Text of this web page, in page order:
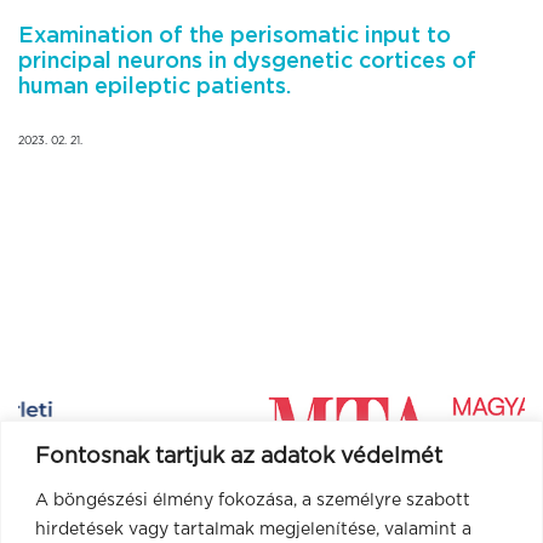
Fontosnak tartjuk az adatok védelmét
A böngészési élmény fokozása, a személyre szabott
hirdetések vagy tartalmak megjelenítése, valamint a
Examination of the perisomatic input to
principal neurons in dysgenetic cortices of
human epileptic patients.
2023. 02. 21.